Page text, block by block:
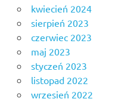
kwiecień 2024
sierpień 2023
czerwiec 2023
maj 2023
styczeń 2023
listopad 2022
wrzesień 2022